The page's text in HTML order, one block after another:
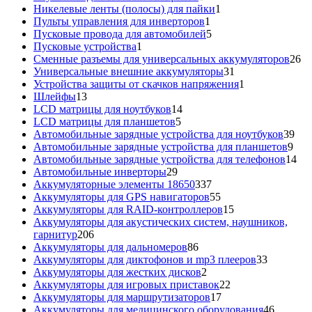
товара
Никелевые ленты (полосы) для пайки1
Пульты управления для инверторов1
товар
Пусковые провода для автомобилей55
Пусковые устройства1
товар
Сменные разъемы для универсальных аккумуляторов2626
Универсальные внешние аккумуляторы31
товар
Устройства защиты от скачков напряжения1
Шлейфы1313
товаров
LCD матрицы для ноутбуков1414
LCD матрицы для планшетов55
товаров
Автомобильные зарядные устройства для ноутбуков3939
Автомобильные зарядные устройства для планшетов99
Автомобильные зарядные устройства для телефонов1414
Автомобильные инверторы2929
товаров
Аккумуляторные элементы 18650337337
товаров
Аккумуляторы для GPS навигаторов5555
товаров
Аккумуляторы для RAID-контроллеров1515
товаров
Аккумуляторы для акустических систем, наушников,
гарнитур206206
товаров
Аккумуляторы для дальномеров8686
товаров
Аккумуляторы для диктофонов и mp3 плееров3333
Аккумуляторы для жестких дисков2
товара
Аккумуляторы для игровых приставок22
Аккумуляторы для маршрутизаторов1717
товаров
46